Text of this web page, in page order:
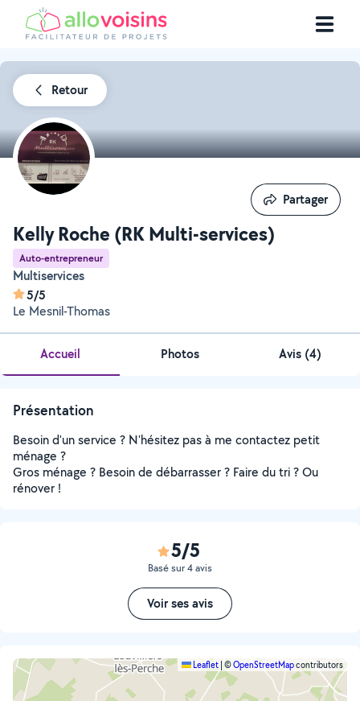
Retour
Kelly Roche (RK Multi-services)
Auto-entrepreneur
Multiservices
5/5
Le Mesnil-Thomas
Partager
Partager
Accueil Photos Avis (4)
Présentation
Besoin d'un service ? N'hésitez pas à me contactez petit
ménage ?
Gros ménage ? Besoin de débarrasser ? Faire du tri ? Ou
rénover !
5/5
Basé sur 4 avis
Voir ses avis
Leaflet |©OpenStreetMapcontributors